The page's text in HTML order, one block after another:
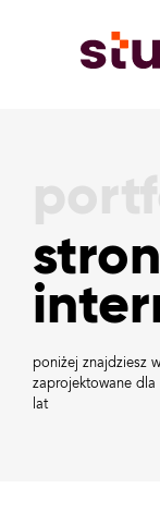
poniżej znajdziesz
zaprojektowane dla
lat